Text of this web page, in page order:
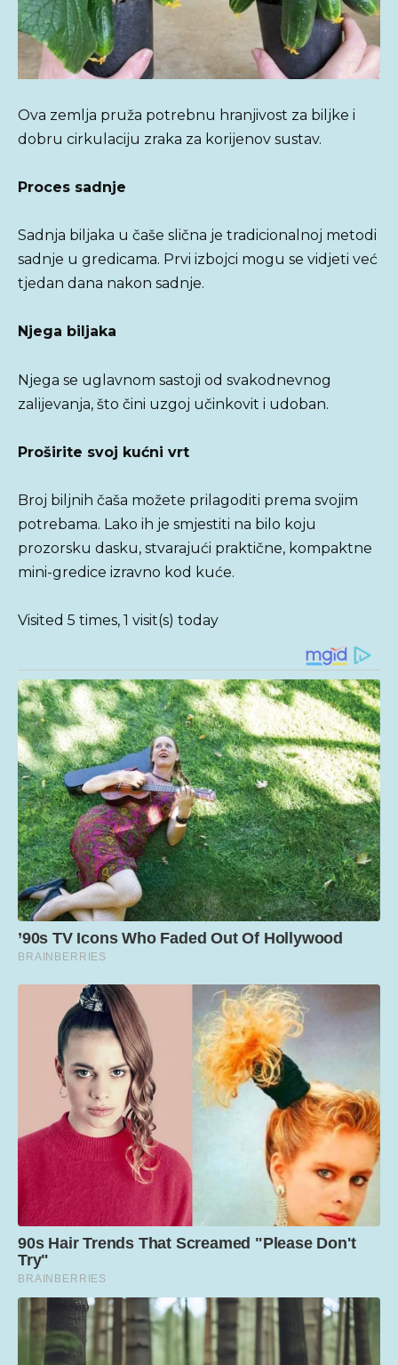
Ova zemlja pruža potrebnu hranjivost za biljke i
dobru cirkulaciju zraka za korijenov sustav.
Proces sadnje
Sadnja biljaka u čaše slična je tradicionalnoj metodi
sadnje u gredicama. Prvi izbojci mogu se vidjeti već
tjedan dana nakon sadnje.
Njega biljaka
Njega se uglavnom sastoji od svakodnevnog
zalijevanja, što čini uzgoj učinkovit i udoban.
Proširite svoj kućni vrt
Broj biljnih čaša možete prilagoditi prema svojim
potrebama. Lako ih je smjestiti na bilo koju
prozorsku dasku, stvarajući praktične, kompaktne
mini-gredice izravno kod kuće.
Visited 5 times, 1 visit(s) today